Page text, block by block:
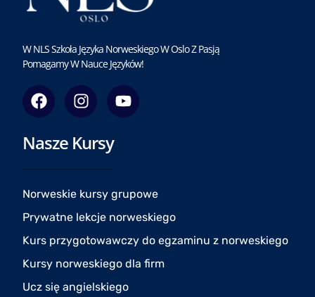
W NLS Szkoła Języka Norweskiego W Oslo Z Pasją
Pomagamy W Nauce Języków!
F
a
c
e
o
o
I
n
s
t
g
r
a
m
Y
o
u
e
Nasze Kursy
Norweskie kursy grupowe
Prywatne lekcje norweskiego
Kurs przygotowawczy do egzaminu z norweskiego
Kursy norweskiego dla firm
Ucz się angielskiego